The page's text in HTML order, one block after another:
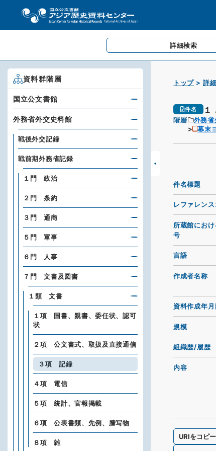
詳細検索
トップ 詳
件名 １
階層 外務省
幕末
件名標題
レファレン
所蔵館にお
号
言語
作成者名称
資料作成年月
規模
組織歴/履歴
内容
URIをコピー
資料群階層
国立公文書館
外務省外交史料館
戦後外交記録
戦前期外務省記録
１門 政治
２門 条約
３門 通商
５門 軍事
６門 人事
７門 文書及図書
１類 文書
１項 国書、親書、委任状、認可
状
２項 公文書式、取扱及直接通信
３項 記録
４項 電信
５項 統計、官報掲載
６項 公表書類、先例、謄写物
８項 雑